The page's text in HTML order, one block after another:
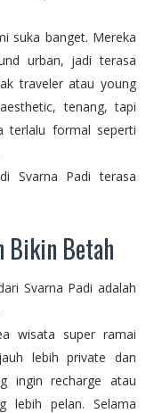
suka banget. Mereka
urban, jadi terasa
traveler atau young
tenang, tapi
terlalu formal seperti
Svarna Padi terasa
Bikin Betah
Svarna Padi adalah
wisata super ramai
lebih private dan
ingin recharge atau
lebih pelan. Selama